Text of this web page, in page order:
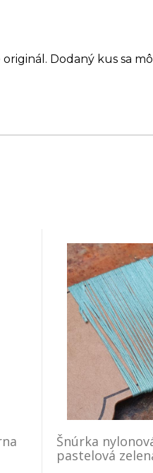
originál. Dodaný kus sa
Šnúrka
pastelová